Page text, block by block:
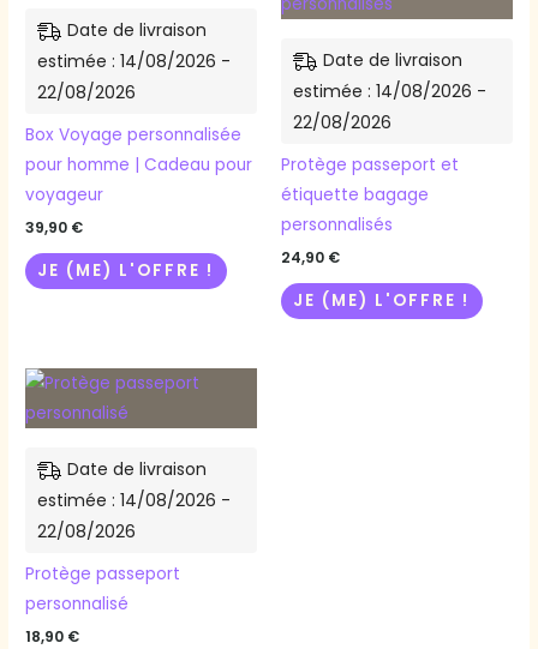
Date de livraison
estimée : 14/08/2026 -
22/08/2026
Box Voyage personnalisée
pour homme | Cadeau pour
voyageur
39,90 €
JE (ME) L'OFFRE !
variations.
options
la
Date de livraison
estimée : 14/08/2026 -
22/08/2026
Protège passeport et
étiquette bagage
personnalisés
24,90 €
JE (ME) L'OFFRE !
Les
page
Date de livraison
estimée : 14/08/2026 -
22/08/2026
Protège passeport
personnalisé
18,90 €
variations.